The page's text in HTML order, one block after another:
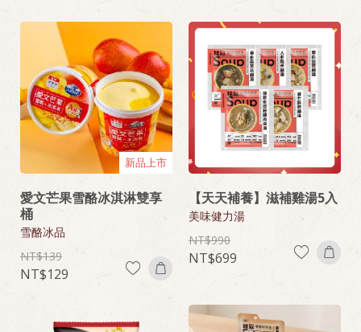
新品上市
愛文芒果雪酪冰淇淋雙享
桶
雪酪冰品
139
129
【天天補養】滋補雞湯5入
美味健力湯
990
699